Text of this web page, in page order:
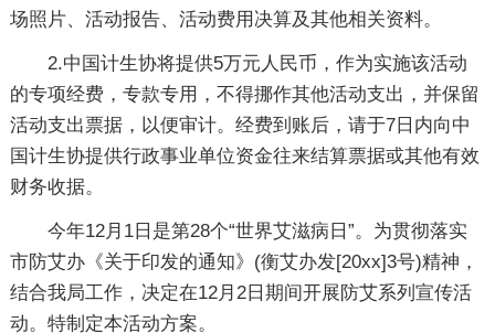
场照片、活动报告、活动费用决算及其他相关资料。
2.中国计生协将提供5万元人民币，作为实施该活动
的专项经费，专款专用，不得挪作其他活动支出，并保留
活动支出票据，以便审计。经费到账后，请于7日内向中
国计生协提供行政事业单位资金往来结算票据或其他有效
财务收据。
今年12月1日是第28个“世界艾滋病日”。为贯彻落实
市防艾办《关于印发的通知》(衡艾办发[20xx]3号)精神，
结合我局工作，决定在12月2日期间开展防艾系列宣传活
动。特制定本活动方案。